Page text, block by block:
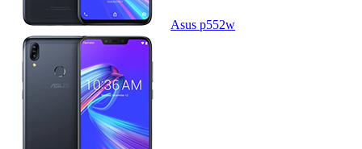
Asus p552w